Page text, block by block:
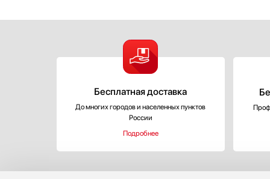
KitchenAid
Korting
KRONA
Kuppersberg
Kuppersbusch
La Cornue
La Pavoni
Бесплатная доставка
До многих городов и населенных пунктов
России
Подробнее